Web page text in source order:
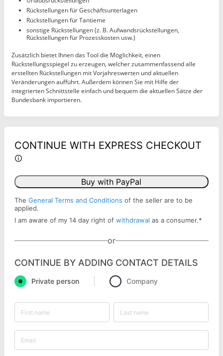
Rückstellungen für Geschäftsunterlagen
Rückstellungen für Tantieme
sonstige Rückstellungen (z. B. Aufwandsrückstellungen,
Rückstellungen für Prozesskosten usw.)
Zusätzlich bietet Ihnen das Tool die Möglichkeit, einen
Rückstellungsspiegel zu erzeugen, welcher zusammenfassend alle
erstellten Rückstellungen mit Vorjahreswerten und aktuellen
Veränderungen aufführt. Außerdem können Sie mit Hilfe der
integrierten Schnittstelle einfach und bequem die aktuellen Sätze der
Bundesbank importieren.
CONTINUE WITH EXPRESS CHECKOUT
Buy with PayPal
The General Terms and Conditions of the seller are to be
applied.
I am aware of my 14 day right of withdrawal as a consumer.*
or
CONTINUE BY ADDING CONTACT DETAILS
Private person Company